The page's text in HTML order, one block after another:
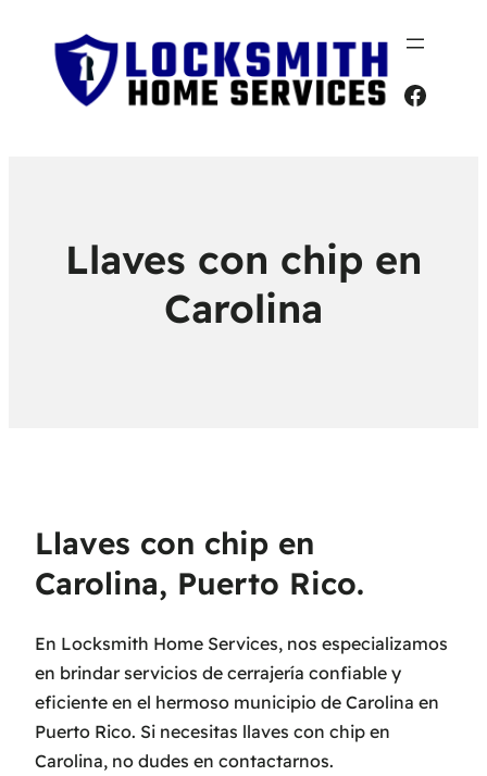
Llaves con chip en
Carolina
Llaves con chip en
Carolina, Puerto Rico.
En Locksmith Home Services, nos especializamos
en brindar servicios de cerrajería confiable y
eficiente en el hermoso municipio de Carolina en
Puerto Rico. Si necesitas llaves con chip en
Carolina, no dudes en contactarnos.